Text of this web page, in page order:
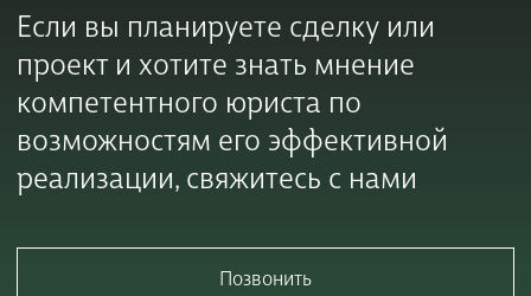
Если вы планируете сделку или
проект и хотите знать мнение
компетентного юриста по
возможностям его эффективной
реализации, свяжитесь с нами
Позвонить